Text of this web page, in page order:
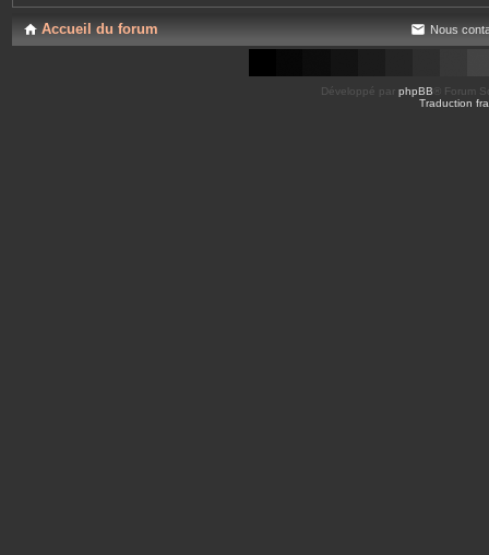
Accueil du forum Nous
Développé par phpBB ® Forum
Traduction